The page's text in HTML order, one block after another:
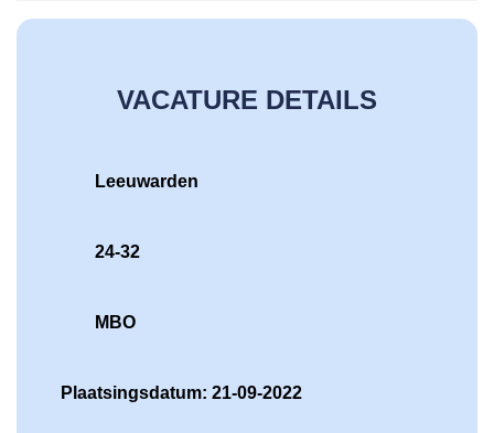
VACATURE DETAILS
Leeuwarden
24-32
MBO
Plaatsingsdatum: 21-09-2022